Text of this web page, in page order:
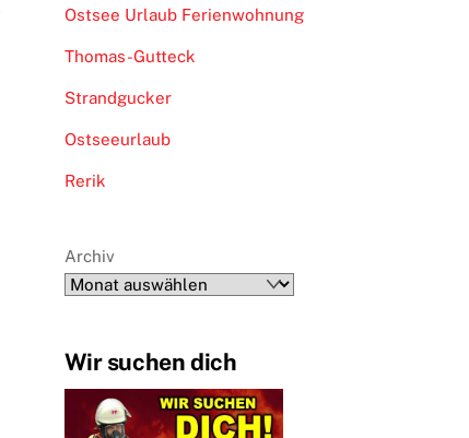
Ostsee Urlaub Ferienwohnung
Thomas-Gutteck
Strandgucker
Ostseeurlaub
Rerik
Archiv
Wir suchen dich